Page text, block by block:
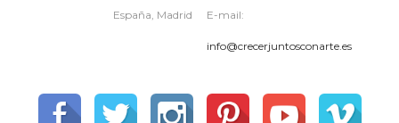
E-mail:
info@crecerjuntosconarte.es
España, Madrid